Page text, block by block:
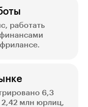
работать
6,3
2,42 млн юрлиц,